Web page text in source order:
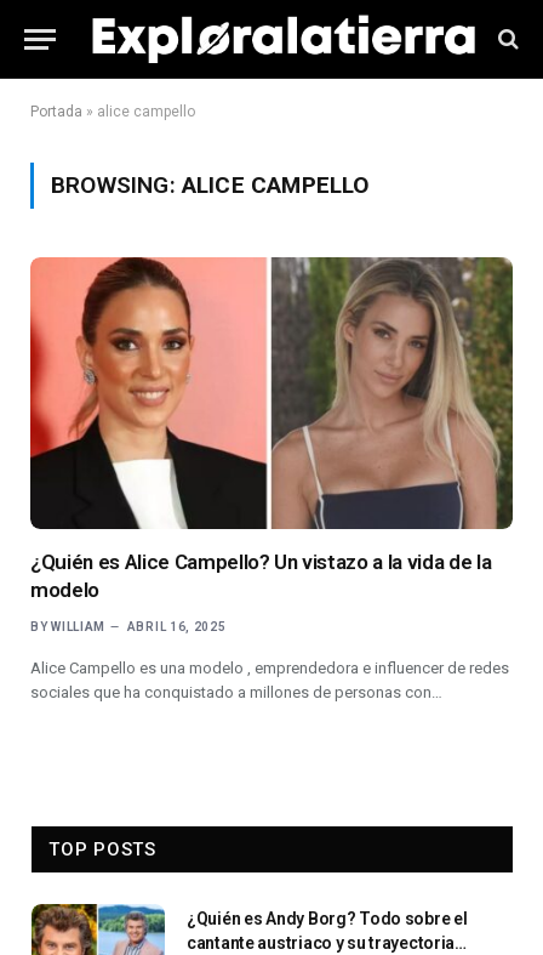
Portada » alice campello
BROWSING:ALICE CAMPELLO
¿Quién es Alice Campello? Un vistazo a la vida de la
modelo
BY WILLIAM ABRIL 16, 2025
Alice Campello es una modelo , emprendedora e influencer de redes
sociales que ha conquistado a millones de personas con…
TOP POSTS
¿Quién es Andy Borg? Todo sobre el
cantante austriaco y su trayectoria